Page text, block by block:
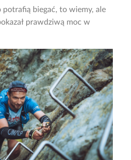
potrafią biegać, to wiemy, ale
prawdziwą moc w